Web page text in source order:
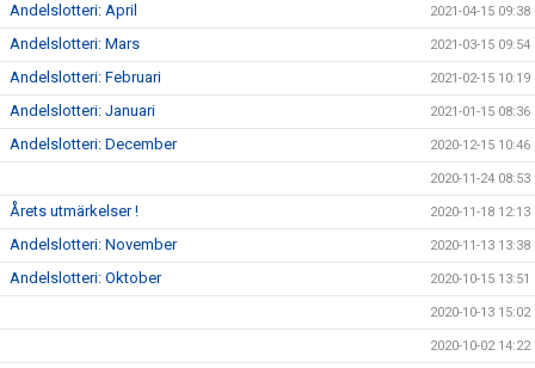
Andelslotteri: April 2021-04-15 09:38
Andelslotteri: Mars 2021-03-15 09:54
Andelslotteri: Februari 2021-02-15 10:19
Andelslotteri: Januari 2021-01-15 08:36
Andelslotteri: December 2020-12-15 10:46
2020-11-24 08:53
Årets utmärkelser ! 2020-11-18 12:13
Andelslotteri: November 2020-11-13 13:38
Andelslotteri: Oktober 2020-10-15 13:51
2020-10-13 15:02
2020-10-02 14:22